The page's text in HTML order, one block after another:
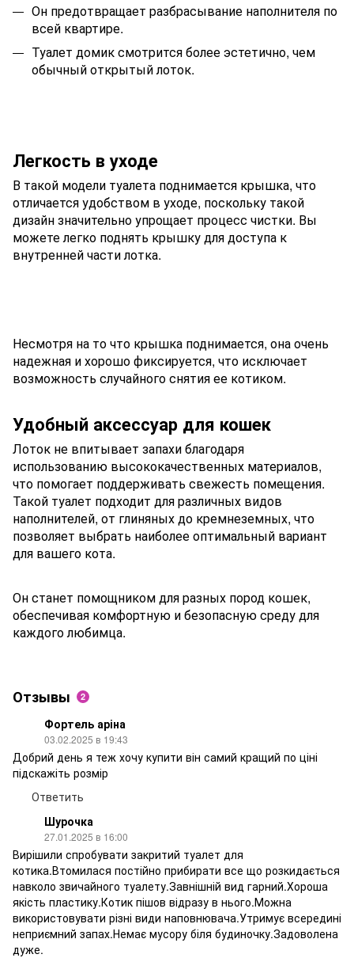
Он предотвращает разбрасывание наполнителя по
всей квартире.
Туалет домик смотрится более эстетично, чем
обычный открытый лоток.
Легкость в уходе
В такой модели туалета поднимается крышка, что
отличается удобством в уходе, поскольку такой
дизайн значительно упрощает процесс чистки. Вы
можете легко поднять крышку для доступа к
внутренней части лотка.
Несмотря на то что крышка поднимается, она очень
надежная и хорошо фиксируется, что исключает
возможность случайного снятия ее котиком.
Удобный аксессуар для кошек
Лоток не впитывает запахи благодаря
использованию высококачественных материалов,
что помогает поддерживать свежесть помещения.
Такой туалет подходит для различных видов
наполнителей, от глиняных до кремнеземных, что
позволяет выбрать наиболее оптимальный вариант
для вашего кота.
Он станет помощником для разных пород кошек,
обеспечивая комфортную и безопасную среду для
каждого любимца.
Отзывы 2
Фортель аріна
03.02.2025 в 19:43
Добрий день я теж хочу купити він самий кращий по ціні
підскажіть розмір
Ответить
Шурочка
27.01.2025 в 16:00
Вирішили спробувати закритий туалет для
котика.Втомилася постійно прибирати все що розкидається
навколо звичайного туалету.Завнішній вид гарний.Хороша
якість пластику.Котик пішов відразу в нього.Можна
використовувати різні види наповнювача.Утримує всередині
неприємний запах.Немає мусору біля будиночку.Задоволена
дуже.